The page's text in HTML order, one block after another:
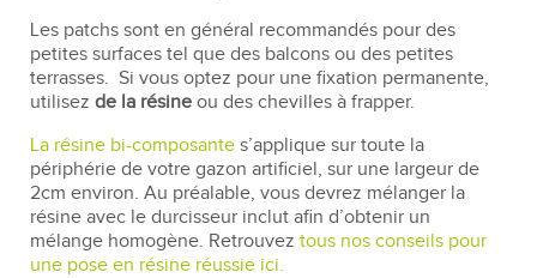
Les patchs sont en général recommandés pour des
petites surfaces tel que des balcons ou des petites
terrasses. Si vous optez pour une fixation permanente,
utilisez de la résine ou des chevilles à frapper.
La résine bi-composante s’applique sur toute la
périphérie de votre gazon artificiel, sur une largeur de
2cm environ. Au préalable, vous devrez mélanger la
résine avec le durcisseur inclut afin d’obtenir un
mélange homogène. Retrouvez tous nos conseils pour
une pose en résine réussie ici.